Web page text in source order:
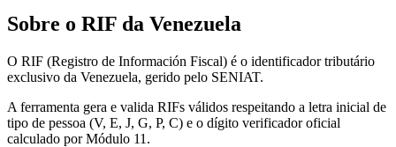
Sobre o RIF da Venezuela
O RIF (Registro de Información Fiscal) é o identificador tributário
exclusivo da Venezuela, gerido pelo SENIAT.
A ferramenta gera e valida RIFs válidos respeitando a letra inicial de
tipo de pessoa (V, E, J, G, P, C) e o dígito verificador oficial
calculado por Módulo 11.